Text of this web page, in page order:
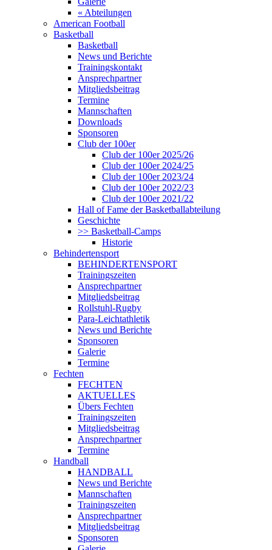
« Abteilungen
American Football
Basketball
Basketball
News und Berichte
Trainingskontakt
Ansprechpartner
Mitgliedsbeitrag
Termine
Mannschaften
Downloads
Sponsoren
Club der 100er
Club der 100er 2025/26
Club der 100er 2024/25
Club der 100er 2023/24
Club der 100er 2022/23
Club der 100er 2021/22
Hall of Fame der Basketballabteilung
Geschichte
>> Basketball-Camps
Historie
Behindertensport
BEHINDERTENSPORT
Trainingszeiten
Ansprechpartner
Mitgliedsbeitrag
Rollstuhl-Rugby
Para-Leichtathletik
News und Berichte
Sponsoren
Galerie
Termine
Fechten
FECHTEN
AKTUELLES
Übers Fechten
Trainingszeiten
Mitgliedsbeitrag
Ansprechpartner
Termine
Handball
HANDBALL
News und Berichte
Mannschaften
Trainingszeiten
Ansprechpartner
Mitgliedsbeitrag
Sponsoren